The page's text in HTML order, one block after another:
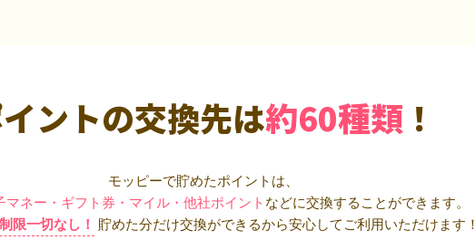
ントの交換先は約60種類 ！
モッピーで貯めたポイントは、
マネー・ギフト券・マイル・他社ポイント などに交換することができます。
限一切なし！
貯めた分だけ交換ができるから安心してご利用いただけます！